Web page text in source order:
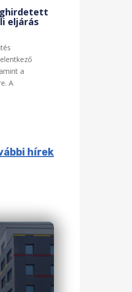
eljárás
a
A
hírek